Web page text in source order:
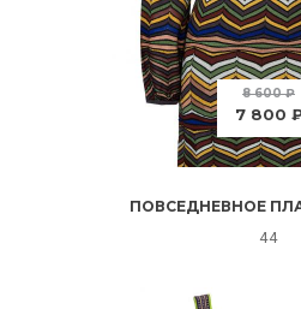
8 600 ₽
7 800
ПОВСЕДНЕВНОЕ
44